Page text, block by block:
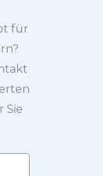
für
Sie